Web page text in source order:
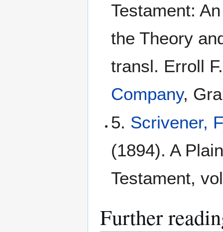
Testament:
the Theory
transl. Erroll
Company,
5. Scrivener,
(1894). A
Testament,
Further